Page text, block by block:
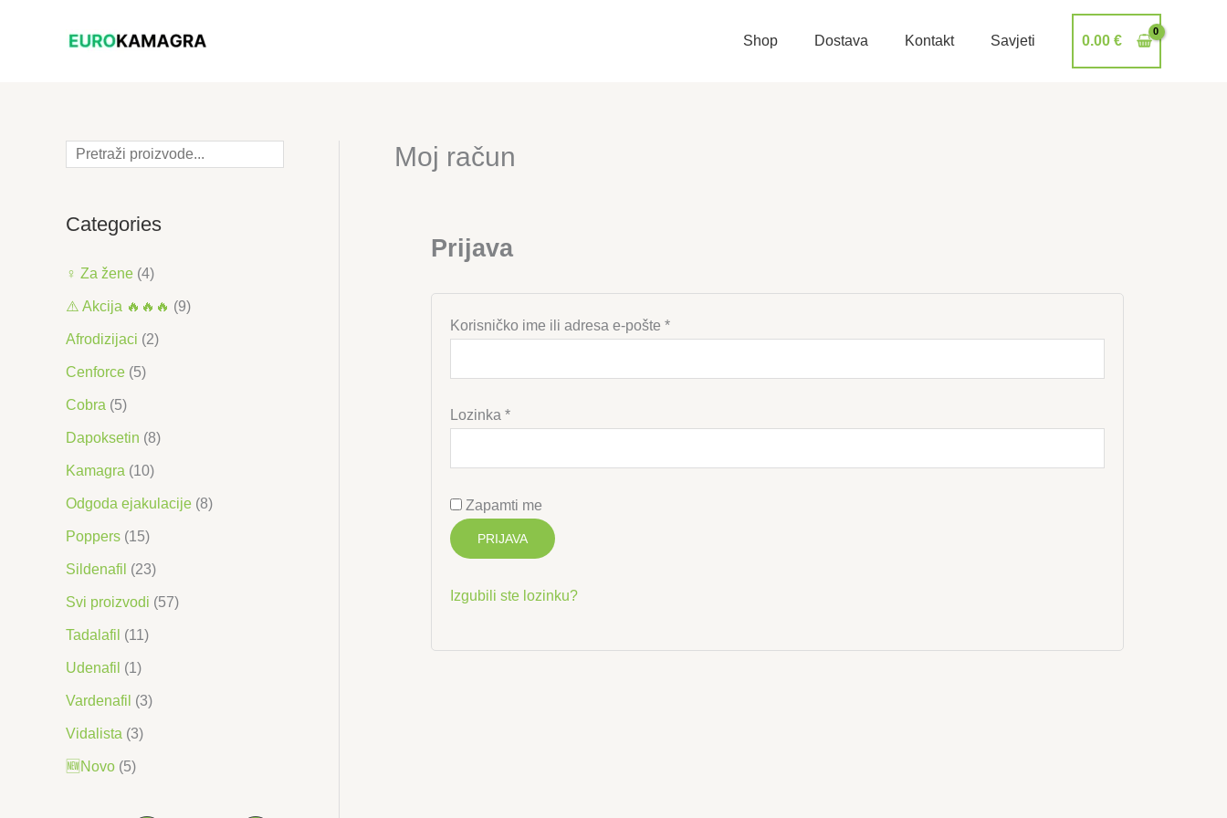
Shop Dostava Kontakt Savjeti 0.00 €
Pretraga
Categories
♀ Za žene (4)
⚠️ Akcija 🔥🔥🔥 (9)
Afrodizijaci (2)
Cenforce (5)
Cobra (5)
Dapoksetin (8)
Kamagra (10)
Odgoda ejakulacije (8)
Poppers (15)
Sildenafil (23)
Svi proizvodi (57)
Tadalafil (11)
Udenafil (1)
Vardenafil (3)
Vidalista (3)
🆕Novo (5)
Moj račun
Prijava
Korisničko ime ili adresa e-pošte *Obvezno
Lozinka *Obvezno
Zapamti me
PRIJAVA
Izgubili ste lozinku?